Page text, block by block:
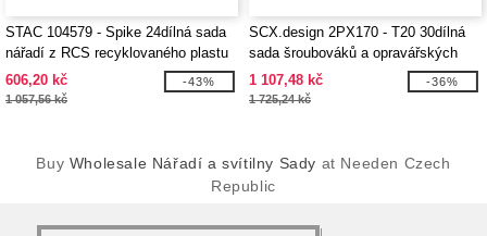
STAC 104579 - Spike 24dílná sada
nářadí z RCS recyklovaného plastu
s korkovým pouzdrem
606,20 kč
1 057,56 kč
-43%
SCX.design 2PX170 - T20 30dílná
sada šroubováků a opravářských
nástrojů v hliníkovém pouzdře
1 107,48 kč
1 725,24 kč
-36%
Buy Wholesale Nářadí a svítilny Sady at Needen Czech
Republic